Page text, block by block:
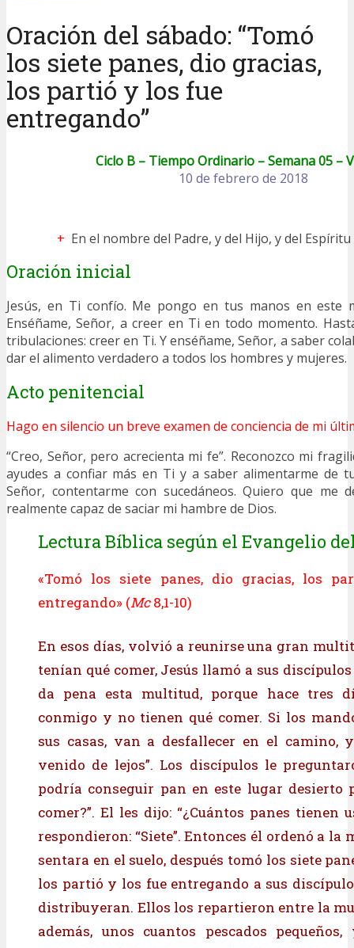
Oración del sábado: “Tomó
los siete panes, dio gracias,
los partió y los fue
entregando”
Ciclo B – Tiempo Ordinario – Semana 05 –
10 de febrero de 2018
+ En el nombre del Padre, y del Hijo, y del Espíritu
Oración inicial
Jesús, en Ti confío. Me pongo en tus manos en este
Enséñame, Señor, a creer en Ti en todo momento.
tribulaciones: creer en Ti. Y enséñame, Señor, a saber
dar el alimento verdadero a todos los hombres y mujeres.
Acto penitencial
Hago en silencio un breve examen de conciencia de mi
“Creo, Señor, pero acrecienta mi fe”. Reconozco mi
ayudes a confiar más en Ti y a saber alimentarme de
Señor, contentarme con sucedáneos. Quiero que me
realmente capaz de saciar mi hambre de Dios.
Lectura Bíblica según el Evangelio
«Tomó los siete panes, dio gracias, los
entregando» (Mc8,1-10)
En esos días, volvió a reunirse una gran
tenían qué comer, Jesús llamó a sus
da pena esta multitud, porque hace tres
conmigo y no tienen qué comer. Si los
sus casas, van a desfallecer en el camino,
venido de lejos”. Los discípulos le
podría conseguir pan en este lugar desierto
comer?”. El les dijo: “¿Cuántos panes tienen
respondieron: “Siete”. Entonces él ordenó a la
sentara en el suelo, después tomó los siete
los partió y los fue entregando a sus
distribuyeran. Ellos los repartieron entre la
además, unos cuantos pescados